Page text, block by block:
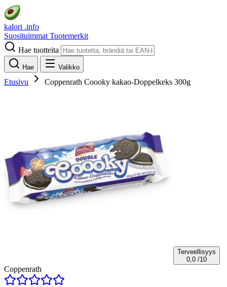
kalori .info
Suosituimmat Tuotemerkit
Hae tuotteita
Hae Valikko
Etusivu Coppenrath Coooky kakao-Doppelkeks 300g
Terveellisyys
0,0 /10
Coppenrath